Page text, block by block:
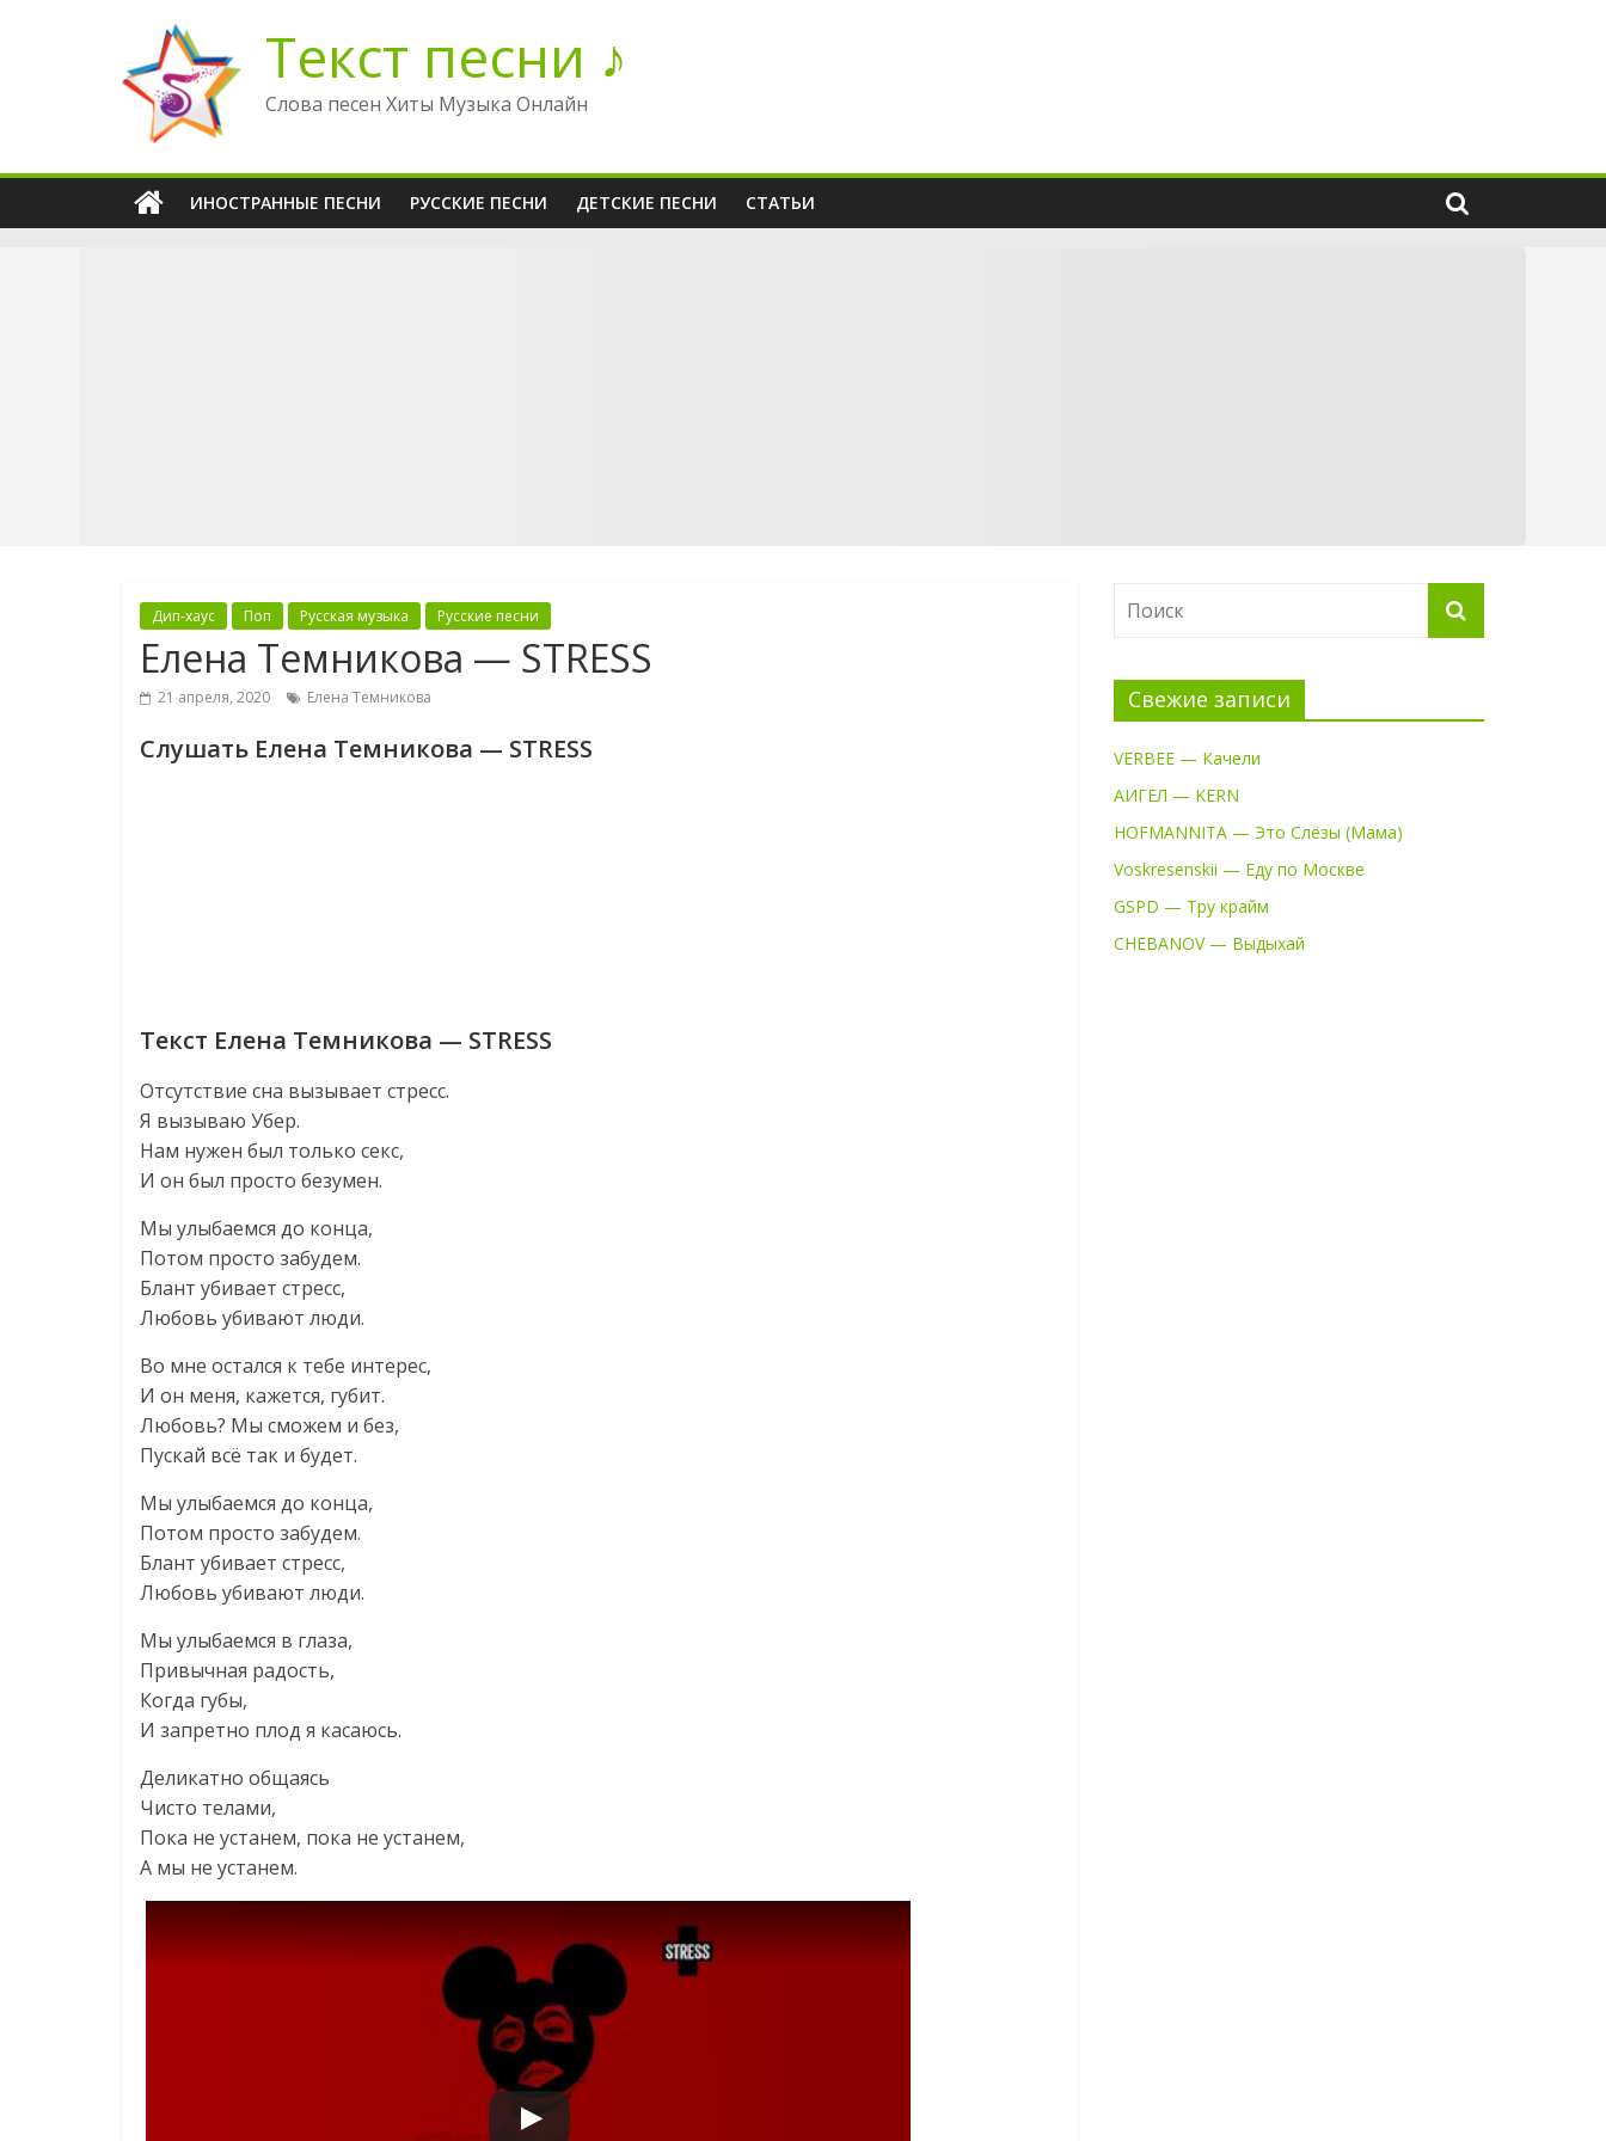
содержимому
Текст песни ♪
Слова песен Хиты Музыка Онлайн
ИНОСТРАННЫЕ ПЕСНИ РУССКИЕ ПЕСНИ ДЕТСКИЕ ПЕСНИ СТАТЬИ
Дип-хаус Поп Русская музыка Русские песни
Елена Темникова — STRESS
21 апреля, 2020 Елена Темникова
Слушать Елена Темникова — STRESS
Текст Елена Темникова — STRESS
Отсутствие сна вызывает стресс.
Я вызываю Убер.
Нам нужен был только секс,
И он был просто безумен.
Мы улыбаемся до конца,
Потом просто забудем.
Блант убивает стресс,
Любовь убивают люди.
Во мне остался к тебе интерес,
И он меня, кажется, губит.
Любовь? Мы сможем и без,
Пускай всё так и будет.
Мы улыбаемся до конца,
Потом просто забудем.
Блант убивает стресс,
Любовь убивают люди.
Мы улыбаемся в глаза,
Привычная радость,
Когда губы,
И запретно плод я касаюсь.
Деликатно общаясь
Чисто телами,
Пока не устанем, пока не устанем,
А мы не устанем.
Свежие записи
VERBEE — Качели
АИГЕЛ — KERN
HOFMANNITA — Это Слёзы (Мама)
Voskresenskii — Еду по Москве
GSPD — Тру крайм
CHEBANOV — Выдыхай